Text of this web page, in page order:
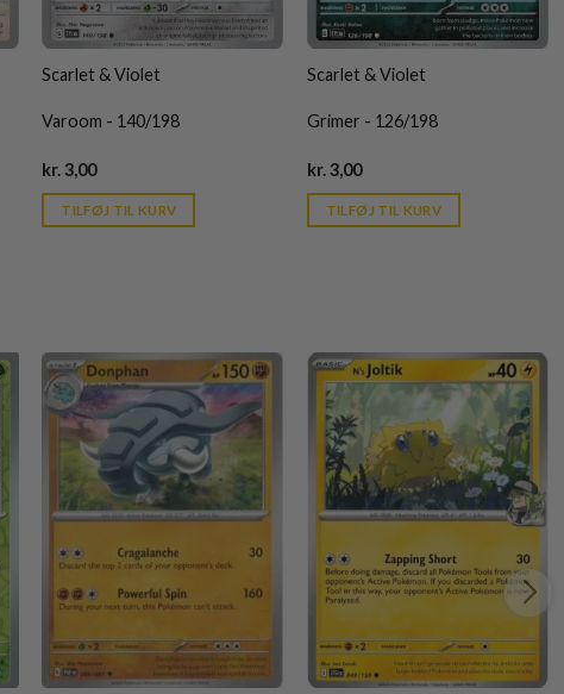
Scarlet & Violet
Varoom - 140/198
kr.3,00Current
is:
kr. 39,95.
TILFØJ TIL KURV
Scarlet & Violet
Grimer - 126/198
kr.3,00Current
is:
kr. 39,95.
TILFØJ TIL KURV